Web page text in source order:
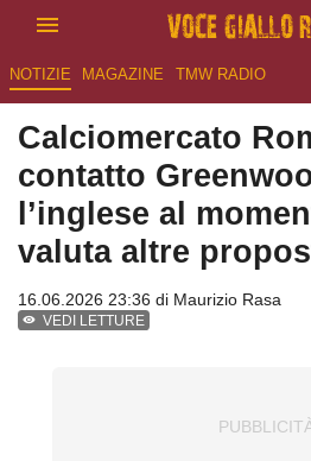
NOTIZIE MAGAZINE TMW RADIO
Calciomercato
contatto
l’inglese al
valuta altre
16.06.2026 23:36 di Maurizio Rasa
VEDI LETTURE